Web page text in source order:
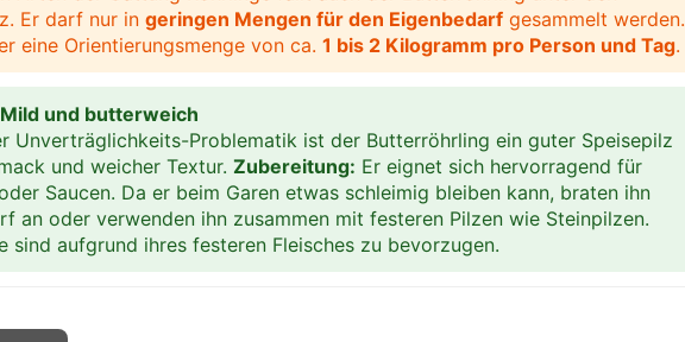
Er darf nur in geringen Mengen für den Eigenbedarf gesammelt werden.
eine Orientierungsmenge von ca. 1 bis 2 Kilogramm pro Person und Tag.
und butterweich
Unverträglichkeits-Problematik ist der Butterröhrling ein guter Speisepilz
und weicher Textur. Zubereitung: Er eignet sich hervorragend für
Saucen. Da er beim Garen etwas schleimig bleiben kann, braten ihn
an oder verwenden ihn zusammen mit festeren Pilzen wie Steinpilzen.
sind aufgrund ihres festeren Fleisches zu bevorzugen.